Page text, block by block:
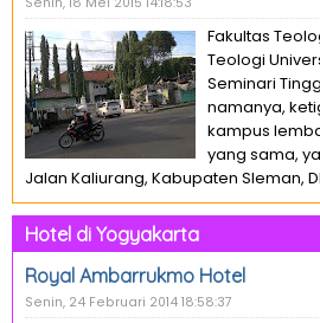
Fakultas
Teologi
Seminari
namanya,
kampus
yang sama,
Jalan Kaliurang, Kabupaten Sleman,
Hotel di Yogyakarta
Royal Ambarrukmo Hotel
Senin, 24 Februari 2014 18:58:37